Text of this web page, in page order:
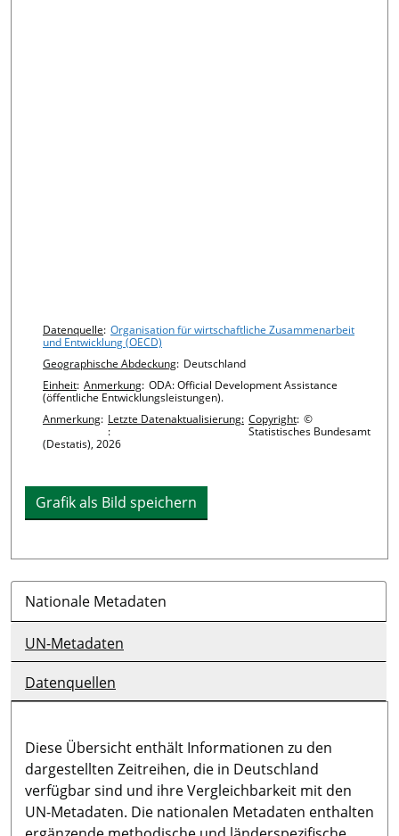
Chart details
Datenquelle: Organisation für wirtschaftliche Zusammenarbeit
und Entwicklung (OECD)
Geographische Abdeckung: Deutschland
Einheit: Anmerkung: ODA: Official Development Assistance
(öffentliche Entwicklungsleistungen).
Anmerkung: Letzte Datenaktualisierung:
:
Copyright: ©
Statistisches Bundesamt
(Destatis), 2026
Grafik als Bild speichern
Nationale Metadaten
UN-Metadaten
Datenquellen
Diese Übersicht enthält Informationen zu den
dargestellten Zeitreihen, die in Deutschland
verfügbar sind und ihre Vergleichbarkeit mit den
UN-Metadaten. Die nationalen Metadaten enthalten